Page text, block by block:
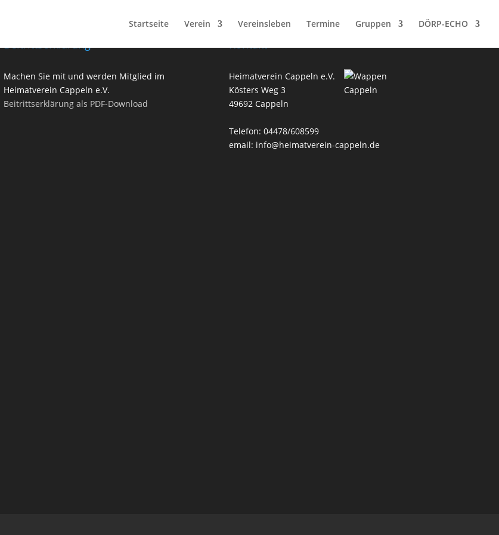
Startseite Verein Vereinsleben Termine Gruppen DÖRP-ECHO
Machen Sie mit und werden Mitglied im
Heimatverein Cappeln e.V.
Beitrittserklärung als PDF-Download
Heimatverein Cappeln e.V.
Kösters Weg 3
49692 Cappeln
Telefon: 04478/608599
email: info@heimatverein-cappeln.de